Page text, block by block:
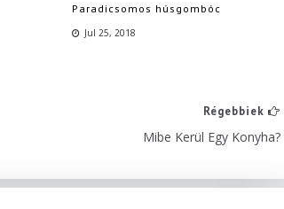
Paradicsomos húsgombóc
Jul 25, 2018
Régebbiek
Mibe Kerül Egy Konyha?